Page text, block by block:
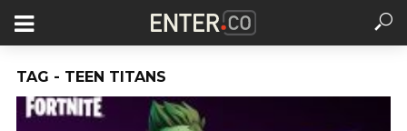
TAG - TEEN TITANS